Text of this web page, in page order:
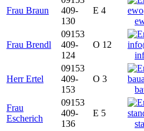
Frau Braun
409-
130
E 4
Frau Brendl
09153
409-
124
O 12
Herr Ertel
09153
409-
153
O 3
Frau
Escherich
09153
409-
136
E 5